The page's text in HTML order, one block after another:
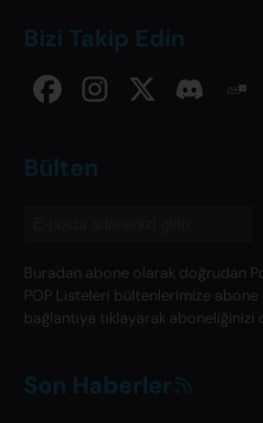
Bizi Takip Edin
Bülten
Buradan abone olarak doğrudan
POP Listeleri bültenlerimize abone
bağlantıya tıklayarak aboneliğinizi
Son Haberler